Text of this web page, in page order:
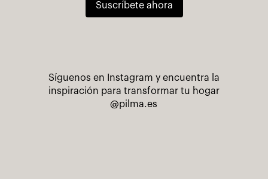
Suscríbete ahora
Síguenos en Instagram y encuentra la
inspiración para transformar tu hogar
@pilma.es